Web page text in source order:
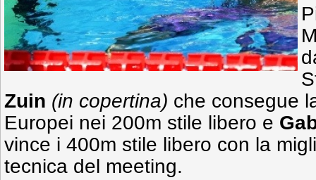
Zuin (in copertina) che consegue
Europei nei 200m stile libero e
vince i 400m stile libero con la
tecnica del meeting.